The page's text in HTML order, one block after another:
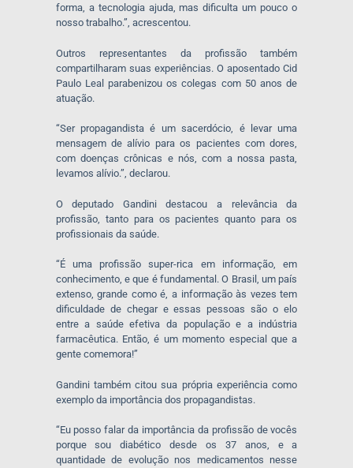
forma, a tecnologia ajuda, mas dificulta um pouco o
nosso trabalho.”, acrescentou.
Outros representantes da profissão também
compartilharam suas experiências. O aposentado Cid
Paulo Leal parabenizou os colegas com 50 anos de
atuação.
“Ser propagandista é um sacerdócio, é levar uma
mensagem de alívio para os pacientes com dores,
com doenças crônicas e nós, com a nossa pasta,
levamos alívio.”, declarou.
O deputado Gandini destacou a relevância da
profissão, tanto para os pacientes quanto para os
profissionais da saúde.
“É uma profissão super-rica em informação, em
conhecimento, e que é fundamental. O Brasil, um país
extenso, grande como é, a informação às vezes tem
dificuldade de chegar e essas pessoas são o elo
entre a saúde efetiva da população e a indústria
farmacêutica. Então, é um momento especial que a
gente comemora!”
Gandini também citou sua própria experiência como
exemplo da importância dos propagandistas.
“Eu posso falar da importância da profissão de vocês
porque sou diabético desde os 37 anos, e a
quantidade de evolução nos medicamentos nesse